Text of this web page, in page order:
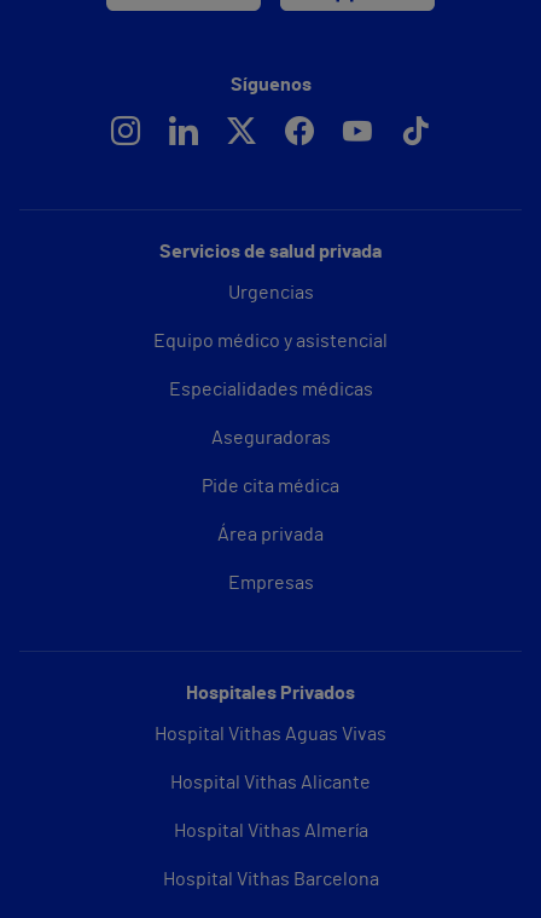
Servicios de salud privada
Urgencias
Equipo médico y asistencial
Especialidades médicas
Aseguradoras
Pide cita médica
Área privada
Empresas
Hospitales Privados
Hospital Vithas Aguas Vivas
Hospital Vithas Alicante
Hospital Vithas Almería
Hospital Vithas Barcelona
Síguenos